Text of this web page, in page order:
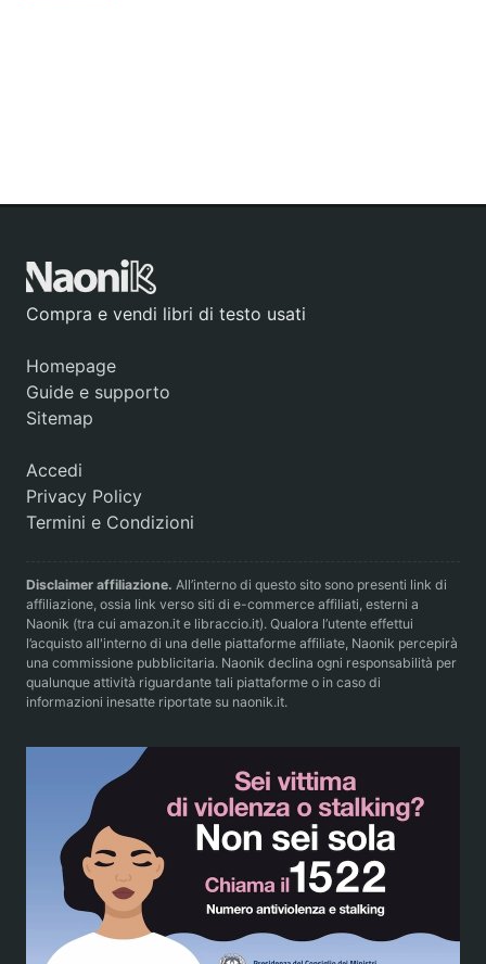
Compra e vendi libri di testo usati
Homepage
Guide e supporto
Sitemap
Accedi
Privacy Policy
Termini e Condizioni